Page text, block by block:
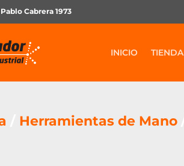
Cabrera 1973
INICIO TIENDA
Herramientas de Mano/